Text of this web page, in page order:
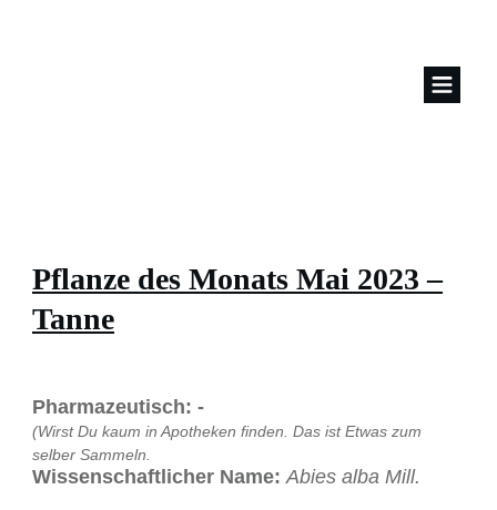
Pflanze des Monats Mai 2023 –
Tanne
Pharmazeutisch: -
(Wirst Du kaum in Apotheken finden. Das ist Etwas zum
selber Sammeln.
Wissenschaftlicher Name: Abies alba Mill.